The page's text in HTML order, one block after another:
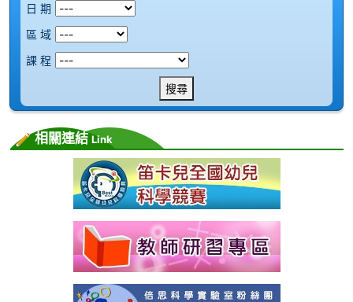
日 期
區 域
課 程
搜尋
相關連結Link